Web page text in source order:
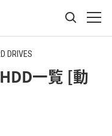
DRIVES
一覧 [動